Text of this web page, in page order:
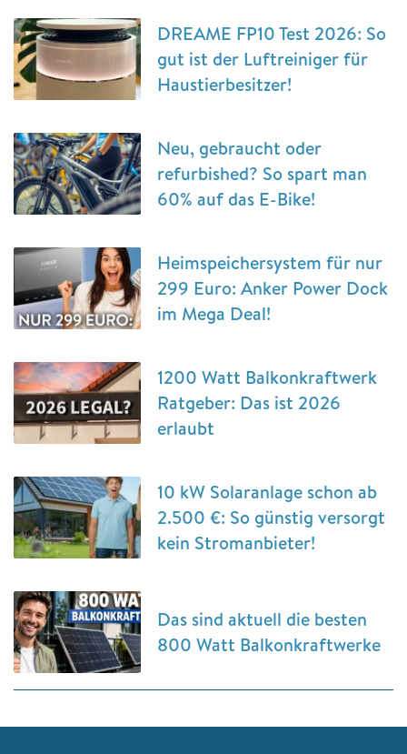
DREAME FP10 Test 2026: So
gut ist der Luftreiniger für
Haustierbesitzer!
Neu, gebraucht oder
refurbished? So spart man
60% auf das E-Bike!
Heimspeichersystem für nur
299 Euro: Anker Power Dock
im Mega Deal!
1200 Watt Balkonkraftwerk
Ratgeber: Das ist 2026
erlaubt
10 kW Solaranlage schon ab
2.500 €: So günstig versorgt
kein Stromanbieter!
Das sind aktuell die besten
800 Watt Balkonkraftwerke